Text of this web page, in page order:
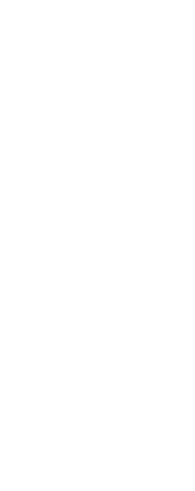
一下是否还有库存